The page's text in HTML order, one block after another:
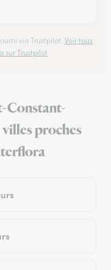
via Trustpilot. Voir tous
sur Trustpilot
Constant-
proches